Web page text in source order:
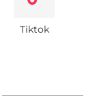
Tiktok